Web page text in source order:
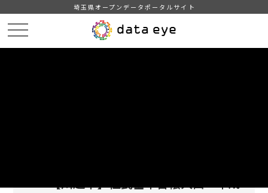
埼玉県オープンデータポータルサイト
【川越市】住民基本台帳人口 平成